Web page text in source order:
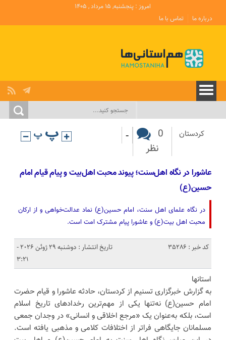
امروز : پنجشنبه, ۱۵ مرداد , ۱۴۰۵
درباره ما
تماس با ما
کردستان
0
نظر
-
عاشورا در نگاه اهل‌سنت؛ پیوند محبت اهل‌بیت و پیام قیام امام
حسین(ع)
در نگاه علمای اهل سنت، امام حسین(ع) نماد عدالت‌خواهی و از ارکان
محبت اهل بیت(ع) و عاشورا پیام مشترک امت است.
کد خبر : 35286
تاریخ انتشار : دوشنبه 29 ژوئن 2026 -
3:21
استانها
به گزارش خبرگزاری تسنیم از کردستان، حادثه عاشورا و قیام حضرت
امام حسین(ع) نه‌تنها یکی از مهم‌ترین رخدادهای تاریخ اسلام
است، بلکه به‌عنوان یک «مرجع اخلاقی و انسانی» در وجدان جمعی
مسلمانان جایگاهی فراتر از اختلافات کلامی و مذهبی یافته است.